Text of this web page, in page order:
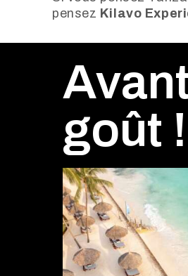
pensez Kilavo
goût !